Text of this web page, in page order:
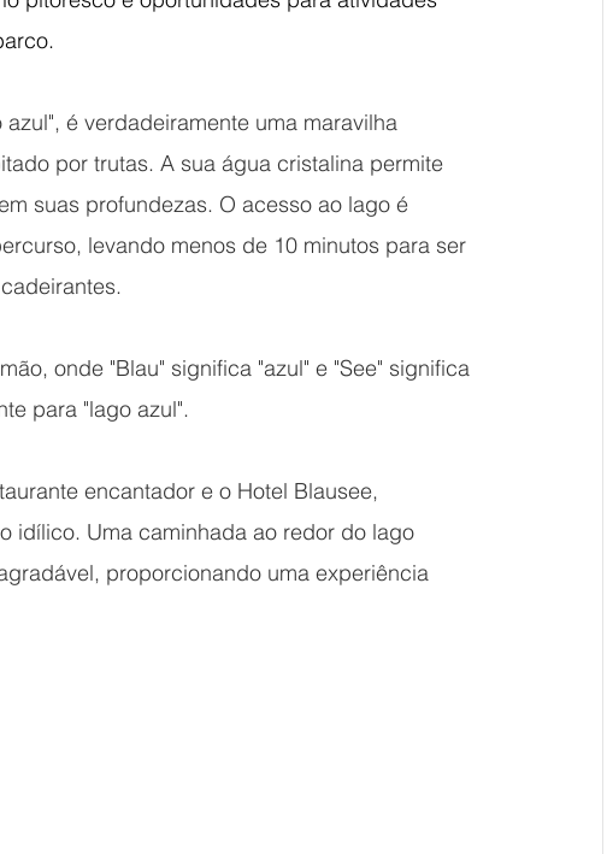
é verdadeiramente uma maravilha
por trutas. A sua água cristalina permite
suas profundezas. O acesso ao lago é
levando menos de 10 minutos para ser
onde "Blau" significa "azul" e "See" significa
para "lago azul".
encantador e o Hotel Blausee,
idílico. Uma caminhada ao redor do lago
proporcionando uma experiência